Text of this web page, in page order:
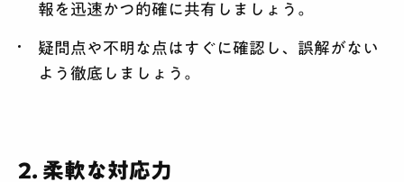
報を迅速かつ的確に共有しましょう。
疑問点や不明な点はすぐに確認し、誤解がない
よう徹底しましょう。
2. 柔軟な対応力